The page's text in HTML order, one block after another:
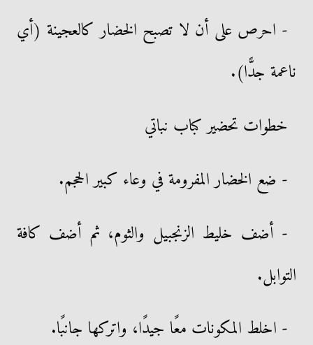
- احرص على أن لا تصبح الخضار كالعجينة (أي
ناعمة جدًّا).
خطوات تحضير كباب نباتي
- ضع الخضار المفرومة في وعاء كبير الحجم.
- أضف خليط الزنجبيل والثوم، ثم أضف كافة
التوابل.
- اخلط المكونات معًا جيدًا، واتركها جانبًا.